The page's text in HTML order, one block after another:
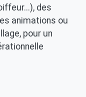
des
animations ou
pour un